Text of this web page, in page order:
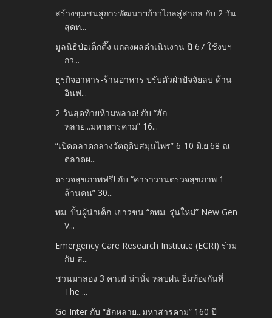
สร้างชุมชนสู่การพัฒนาฯก้าวไกลสู่สากล กับ 2 วัน
สุดท...
มูลนิธิป่อเต็กตึ๊ง แถลงผลดำเนินงาน ปี 67 ใช้งบฯ
กว...
ธุรกิจอาหาร-ร้านอาหาร ปรับตัวฝ่าปัจจัยลบ ด้าน
อินฟ...
2 วันสุดท้ายห้ามพลาด! กับ “ฮัก
หลาย...มหาสารคาม” 16...
“เปิดตลาดกลางวัตถุดิบสมุนไพร” 6-10 มิ.ย.68 ณ
ตลาดผ...
ตรวจสุขภาพฟรี! กับ “คาราวานตรวจสุขภาพ 1
ล้านคน” 30...
พม. ปั้นผู้นำเด็ก-เยาวชน “อพม. รุ่นใหม่” New Gen
V...
Emergency Care Research Institute (ECRI) ร่วม
กับ ส...
ชวนมาลอง 3 คาเฟ่ น่านั่ง หลบฝน อิ่มท้องกันที่
The ...
Go Inter กับ “ฮักหลาย...มหาสารคาม” 160 ปี